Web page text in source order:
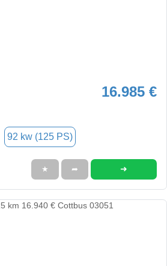
16.985 €
92 kw (125 PS)
★ ➦ ➜